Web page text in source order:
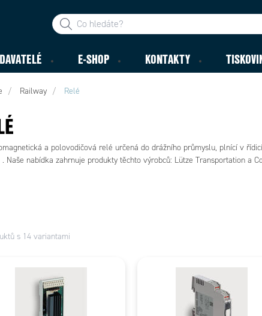
E-SHOP KONTAKTY
Railway Relé
a polovodičová relé určená do drážního průmyslu, plnící v
. Naše nabídka zahrnuje produkty těchto výrobců: Lütze Transportation a
s 14 variantami